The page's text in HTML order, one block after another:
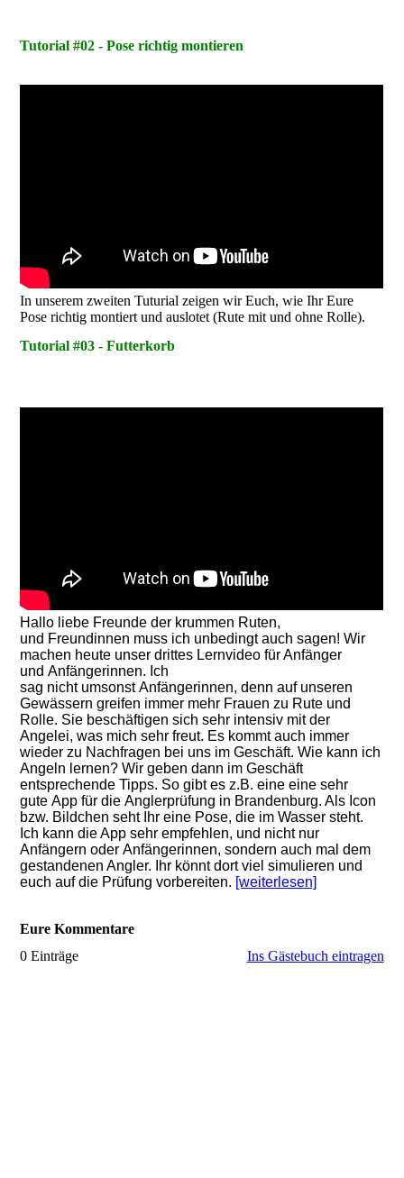
Tutorial #02 - Pose richtig montieren
In unserem zweiten Tuturial zeigen wir Euch, wie Ihr Eure
Pose richtig montiert und auslotet (Rute mit und ohne Rolle).
Tutorial #03 - Futterkorb
Hallo liebe Freunde der krummen Ruten,
und Freundinnen muss ich unbedingt auch sagen! Wir
machen heute unser drittes Lernvideo für Anfänger
und Anfängerinnen. Ich
sag nicht umsonst Anfängerinnen, denn auf unseren
Gewässern greifen immer mehr Frauen zu Rute und
Rolle. Sie beschäftigen sich sehr intensiv mit der
Angelei, was mich sehr freut. Es kommt auch immer
wieder zu Nachfragen bei uns im Geschäft. Wie kann ich
Angeln lernen? Wir geben dann im Geschäft
entsprechende Tipps. So gibt es z.B. eine eine sehr
gute App für die Anglerprüfung in Brandenburg. Als Icon
bzw. Bildchen seht Ihr eine Pose, die im Wasser steht.
Ich kann die App sehr empfehlen, und nicht nur
Anfängern oder Anfängerinnen, sondern auch mal dem
gestandenen Angler. Ihr könnt dort viel simulieren und
euch auf die Prüfung vorbereiten. [weiterlesen]
Eure Kommentare
0 Einträge
Ins Gästebuch eintragen